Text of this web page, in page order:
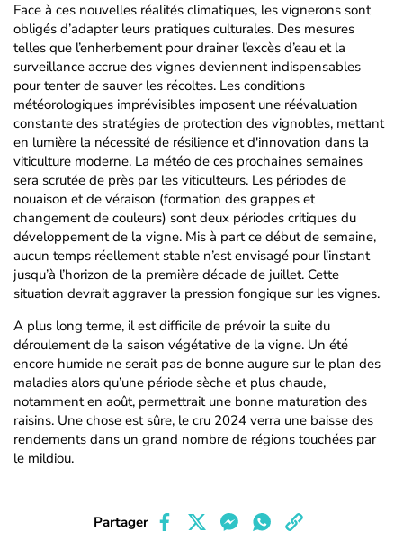
Face à ces nouvelles réalités climatiques, les vignerons sont
obligés d’adapter leurs pratiques culturales. Des mesures
telles que l’enherbement pour drainer l’excès d’eau et la
surveillance accrue des vignes deviennent indispensables
pour tenter de sauver les récoltes. Les conditions
météorologiques imprévisibles imposent une réévaluation
constante des stratégies de protection des vignobles, mettant
en lumière la nécessité de résilience et d'innovation dans la
viticulture moderne. La météo de ces prochaines semaines
sera scrutée de près par les viticulteurs. Les périodes de
nouaison et de véraison (formation des grappes et
changement de couleurs) sont deux périodes critiques du
développement de la vigne. Mis à part ce début de semaine,
aucun temps réellement stable n’est envisagé pour l’instant
jusqu’à l’horizon de la première décade de juillet. Cette
situation devrait aggraver la pression fongique sur les vignes.
A plus long terme, il est difficile de prévoir la suite du
déroulement de la saison végétative de la vigne. Un été
encore humide ne serait pas de bonne augure sur le plan des
maladies alors qu’une période sèche et plus chaude,
notamment en août, permettrait une bonne maturation des
raisins. Une chose est sûre, le cru 2024 verra une baisse des
rendements dans un grand nombre de régions touchées par
le mildiou.
Partager